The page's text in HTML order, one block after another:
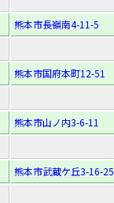
熊本市長嶺南4-11-5
熊本市国府本町12-51
熊本市山ノ内3-6-11
熊本市武蔵ケ丘3-16-25